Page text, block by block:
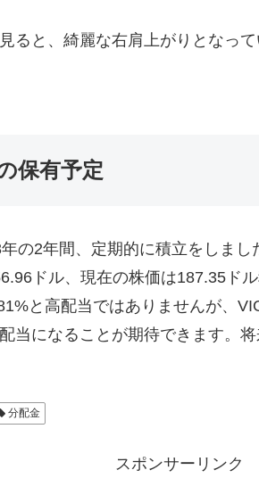
ると、綺麗な右肩上がりとなっ
保有予定
の2年間、定期的に積立をしまし
ドル、現在の株価は187.35ド
と高配当ではありませんが、
当になることが期待できます。
分配金
スポンサーリンク